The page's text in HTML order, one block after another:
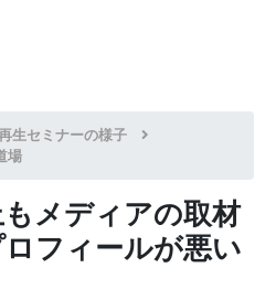
生セミナーの様子
場
メディアの取材
フィールが悪い